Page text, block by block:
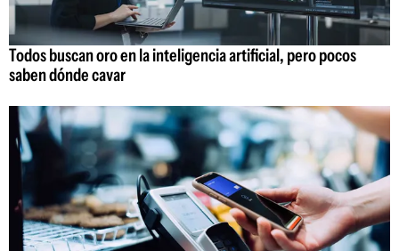
Todos buscan oro en la inteligencia artificial, pero pocos
saben dónde cavar